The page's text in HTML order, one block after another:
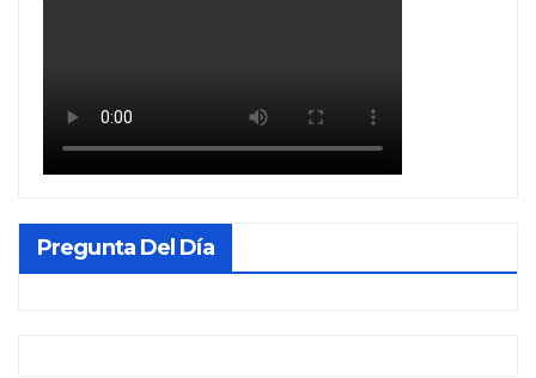
Pregunta Del Día